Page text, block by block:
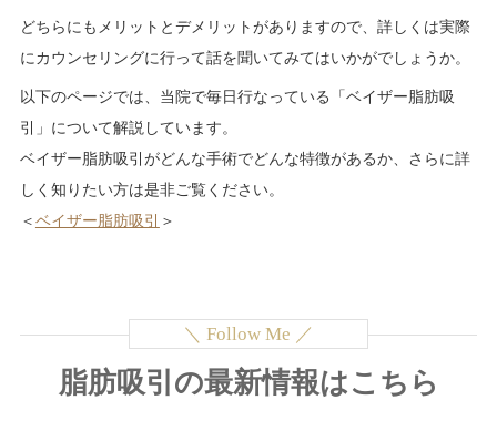
どちらにもメリットとデメリットがありますので、詳しくは実際
にカウンセリングに行って話を聞いてみてはいかがでしょうか。
以下のページでは、当院で毎日行なっている「ベイザー脂肪吸
引」について解説しています。
ベイザー脂肪吸引がどんな手術でどんな特徴があるか、さらに詳
しく知りたい方は是非ご覧ください。
＜ベイザー脂肪吸引 ＞
脂肪吸引の最新情報はこちら